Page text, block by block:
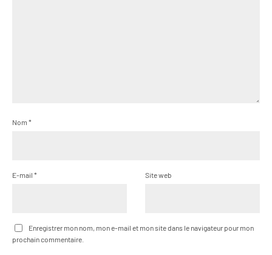
Nom *
E-mail * Site web
Enregistrer mon nom, mon e-mail et mon site dans le navigateur pour mon
prochain commentaire.